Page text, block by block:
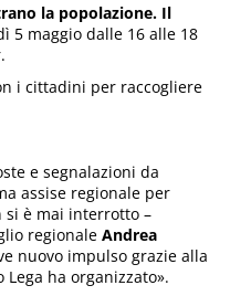
la popolazione. Il
5 maggio dalle 16 alle 18
i cittadini per raccogliere
e segnalazioni da
assise regionale per
si è mai interrotto –
regionaleAndrea
nuovo impulso grazie alla
ha organizzato».